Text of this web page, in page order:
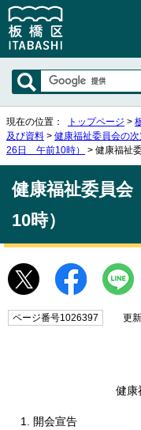
現在の位置： トップページ >
及び資料 > 健康福祉委員会の
26日 午前10時）
> 健康福祉
健康福祉委員
10時）
ページ番号1026397 更新
健康
開会宣告